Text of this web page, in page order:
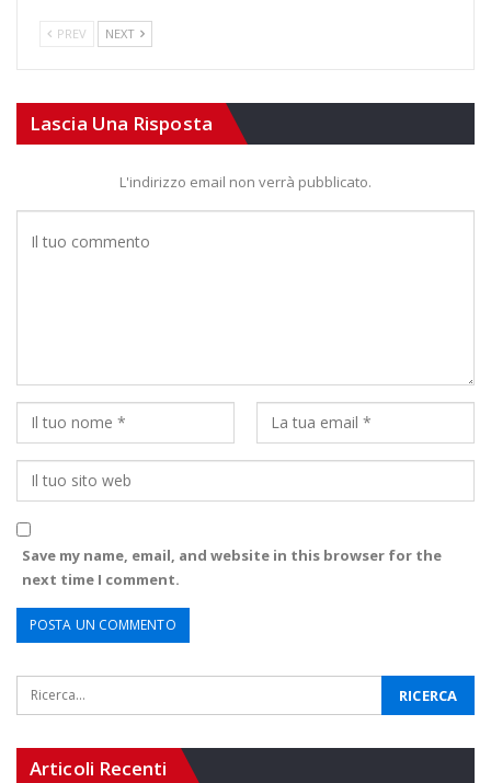
PREV NEXT
Lascia Una Risposta
L'indirizzo email non verrà pubblicato.
Save my name, email, and website in this browser for the
next time I comment.
Articoli Recenti